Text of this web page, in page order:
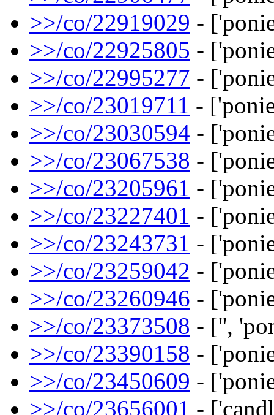
>>/co/22919029 -
>>/co/22925805 -
>>/co/22995277 -
>>/co/23019711 -
>>/co/23030594 -
>>/co/23067538 -
>>/co/23205961 -
>>/co/23227401 -
>>/co/23243731 -
>>/co/23259042 -
>>/co/23260946 -
>>/co/23373508 - ['',
>>/co/23390158 -
>>/co/23450609 -
>>/co/23656001 -